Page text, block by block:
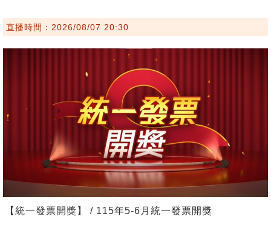
直播時間：2026/08/07 20:30
【統一發票開獎】 / 115年5-6月統一發票開獎